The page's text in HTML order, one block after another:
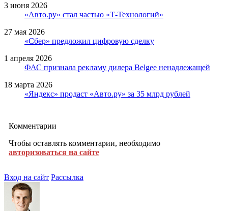
3 июня 2026
«Авто.ру» стал частью «Т-Технологий»
27 мая 2026
«Сбер» предложил цифровую сделку
1 апреля 2026
ФАС признала рекламу дилера Belgee ненадлежащей
18 марта 2026
«Яндекс» продаст «Авто.ру» за 35 млрд рублей
Комментарии
Чтобы оставлять комментарии, необходимо
авторизоваться на сайте
Вход на сайт Рассылка